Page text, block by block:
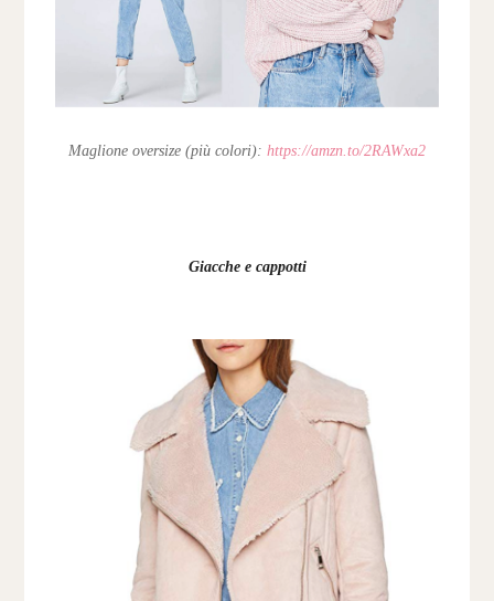
Maglione oversize (più colori): https://amzn.to/2RAWxa2
Giacche e cappotti